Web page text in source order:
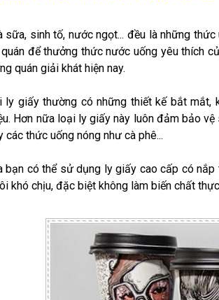
sữa, sinh tố, nước ngọt... đều là những
để thưởng thức nước uống yêu thích
quán giải khát hiện nay.
ly giấy thường có những thiết kế bắt mắt,
Hơn nữa loại ly giấy này luôn đảm bảo
các thức uống nóng như cà phê...
bạn có thể sử dụng ly giấy cao cấp có
khó chịu, đặc biệt không làm biến chất